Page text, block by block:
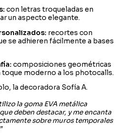
con letras troqueladas en
un aspecto elegante.
recortes con
se adhieren fácilmente a bases
composiciones geométricas
toque moderno a los photocalls.
la decoradora Sofía A.
la goma EVA metálica
deben destacar, y me encanta
sobre muros temporales